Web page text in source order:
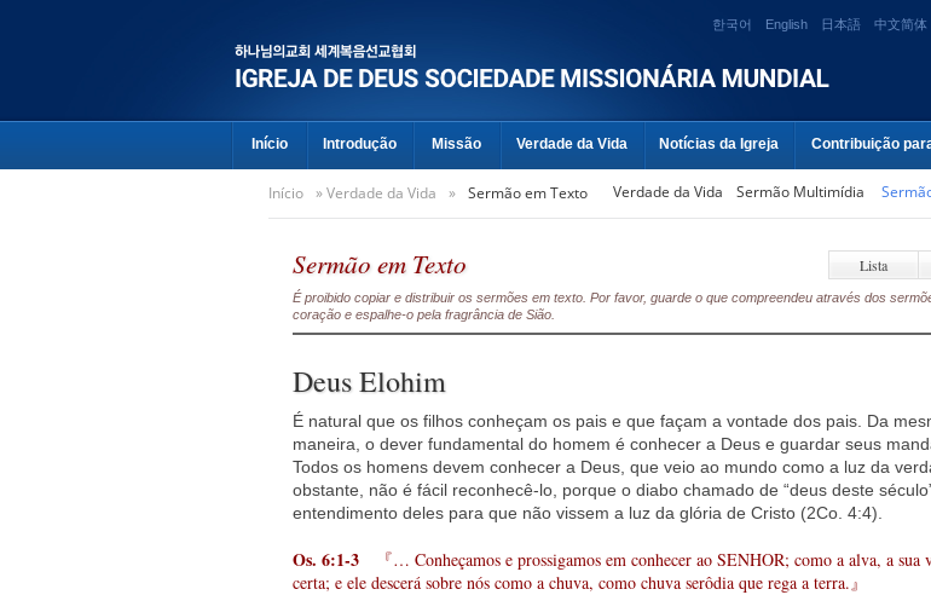
한국어 English 日本語 中文简体
Início Introdução Missão Verdade da Vida Notícias da Igreja Contribuição
Início »Verdade da Vida » Sermão em Texto Verdade da Vida Sermão Multimídia
Sermão em Texto Lista
É proibido copiar e distribuir os sermões em texto. Por favor, guarde o que compreendeu através dos
coração e espalhe-o pela fragrância de Sião.
Deus Elohim
É natural que os filhos conheçam os pais e que façam a vontade dos pais. Da
maneira, o dever fundamental do homem é conhecer a Deus e guardar seus
Todos os homens devem conhecer a Deus, que veio ao mundo como a luz da
obstante, não é fácil reconhecê-lo, porque o diabo chamado de “deus deste
entendimento deles para que não vissem a luz da glória de Cristo (2Co. 4:4).
Os. 6:1-3
『… Conheçamos e prossigamos em conhecer ao SENHOR; como a alva, a sua
certa; e ele descerá sobre nós como a chuva, como chuva serôdia que rega a terra.』